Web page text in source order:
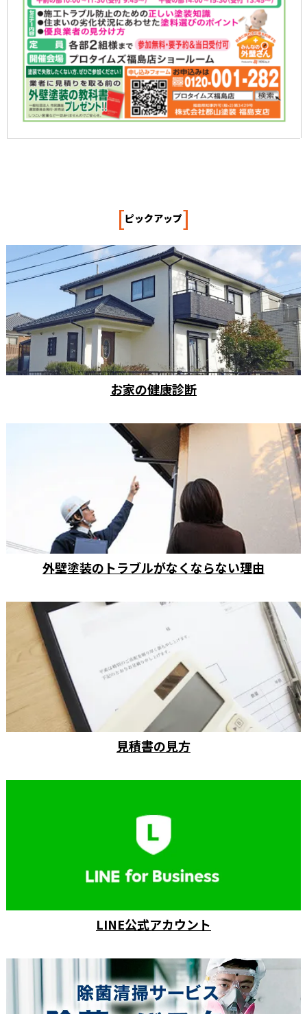
[ピックアップ]
お家の健康診断
外壁塗装のトラブルがなくならない理由
見積書の見方
LINE公式アカウント